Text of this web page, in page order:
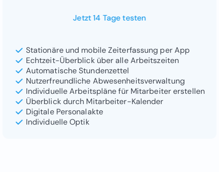
Jetzt 14 Tage testen
Stationäre und mobile Zeiterfassung per App
Echtzeit-Überblick über alle Arbeitszeiten
Automatische Stundenzettel
Nutzerfreundliche Abwesenheitsverwaltung
Individuelle Arbeitspläne für Mitarbeiter erstellen
Überblick durch Mitarbeiter-Kalender
Digitale Personalakte
Individuelle Optik